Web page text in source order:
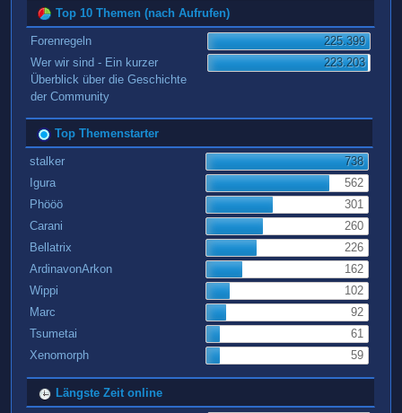
Top 10 Themen (nach Aufrufen)
Forenregeln
225.399
Wer wir sind - Ein kurzer
Überblick über die Geschichte
der Community
223.203
Top Themenstarter
stalker
738
Igura
562
Phööö
301
Carani
260
Bellatrix
226
ArdinavonArkon
162
Wippi
102
Marc
92
Tsumetai
61
Xenomorph
59
Längste Zeit online